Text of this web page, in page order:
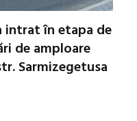
intrat în etapa de
de amploare
Sarmizegetusa